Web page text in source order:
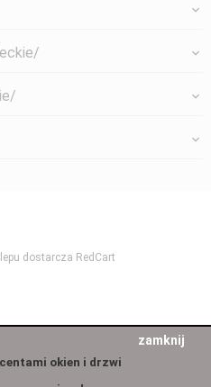
dostarcza RedCart
okien i drzwi
zamknij